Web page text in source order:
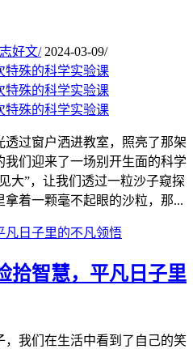
好文/ 2024-03-09/
过窗户洒进教室，照亮了那架
们迎来了一场别开生面的科学
大”，让我们透过一粒沙子窥探
着一颗毫不起眼的沙粒，那...
拾智慧，平凡日子里
我们在生活中看到了自己的笑